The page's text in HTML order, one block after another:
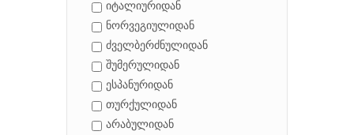
იტალიურიდან
ნორვეგიულიდან
ძველბერძნულიდან
შუმერულიდან
ესპანურიდან
თურქულიდან
არაბულიდან